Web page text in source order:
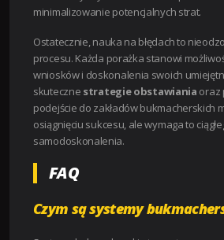
minimalizowanie potencjalnych strat.
Ostatecznie, nauka na błędach to
procesu. Każda porażka stanowi
wniosków i doskonalenia swoich
skuteczne strategie obstawiania oraz
podejście do zakładów bukmacherskich
osiągnięciu sukcesu, ale wymaga to
samodoskonalenia.
FAQ
Czym są systemy